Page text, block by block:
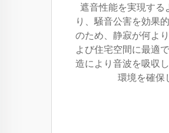
遮音性能を実現する
り、騒音公害を効果
のため、静寂が何よ
よび住宅空間に最適
造により音波を吸収
環境を確保